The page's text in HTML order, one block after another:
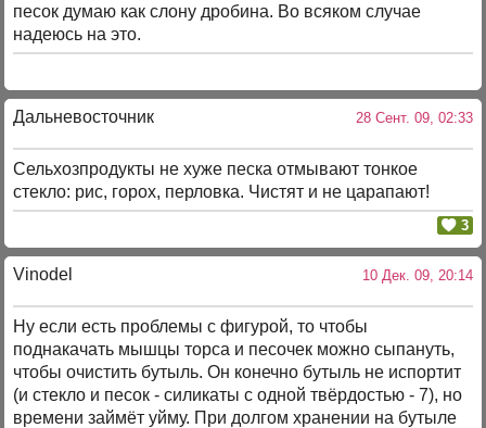
песок думаю как слону дробина. Во всяком случае
надеюсь на это.
Дальневосточник 28 Сент. 09, 02:33
Сельхозпродукты не хуже песка отмывают тонкое
стекло: рис, горох, перловка. Чистят и не царапают!
3
Vinodel 10 Дек. 09, 20:14
Ну если есть проблемы с фигурой, то чтобы
поднакачать мышцы торса и песочек можно сыпануть,
чтобы очистить бутыль. Он конечно бутыль не испортит
(и стекло и песок - силикаты с одной твёрдостью - 7), но
времени займёт уйму. При долгом хранении на бутыле